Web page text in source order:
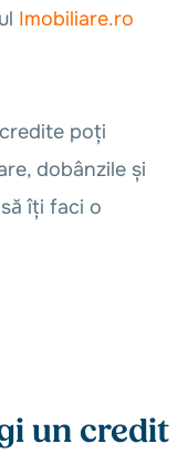
Imobiliare.ro
poți
dobânzile și
îți faci o
un credit